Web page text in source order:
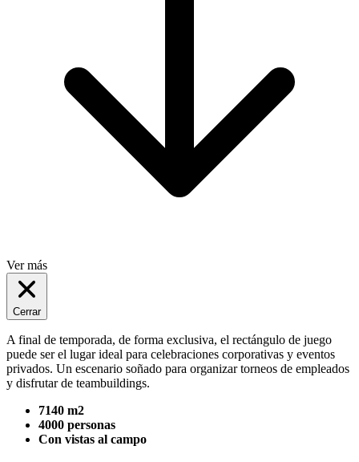
Ver más
Cerrar
A final de temporada, de forma exclusiva, el rectángulo de juego
puede ser el lugar ideal para celebraciones corporativas y eventos
privados. Un escenario soñado para organizar torneos de empleados
y disfrutar de teambuildings.
7140 m2
4000 personas
Con vistas al campo